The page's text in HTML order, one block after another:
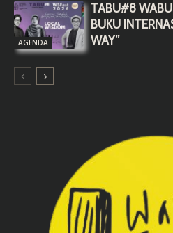
AGENDA
TABU#8
BUKU
WAY”